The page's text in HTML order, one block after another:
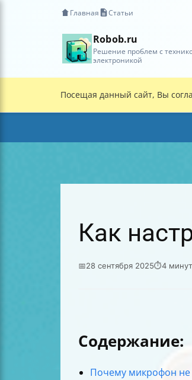
Главная Статьи
Robob.ru
Решение проблем с
электроникой
Посещая данный сайт, Вы
Как
📅28 сентября 2025⏱4
Содержание:
Почему микрофон не